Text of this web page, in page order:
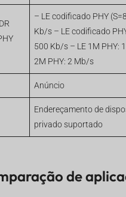
– LE codificado PHY
Kb/s – LE codificado
500 Kb/s – LE 1M PHY:
2M PHY: 2 Mb/s
Anúncio
Endereçamento de
privado suportado
de